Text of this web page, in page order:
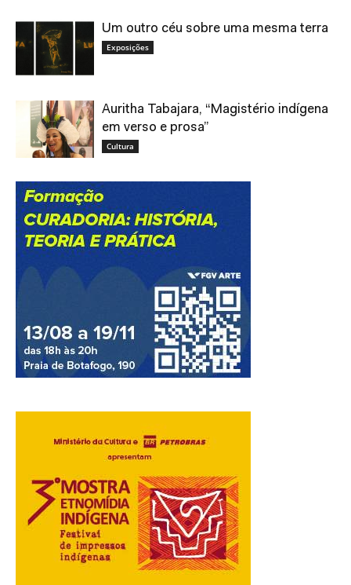
Um outro céu sobre uma mesma terra
Exposições
Auritha Tabajara, “Magistério indígena
em verso e prosa”
Cultura